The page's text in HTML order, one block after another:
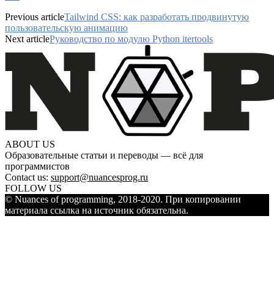
Previous articleTailwind CSS: как разработать продвинутую
пользовательскую анимацию
Next articleРуководство по модулю Python itertools
ABOUT US
Образовательные статьи и переводы — всё для
программистов
Contact us: support@nuancesprog.ru
FOLLOW US
© Nuances of programming, 2018-2020. При копировании
материала ссылка на источник обязательна.